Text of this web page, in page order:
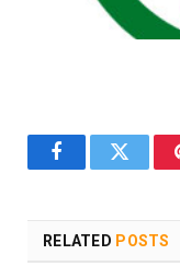
FacebookTwitter
RELATED POSTS